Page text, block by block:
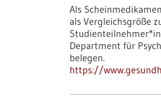
Als
als Vergleichsgröße
Department für
belegen.
https://